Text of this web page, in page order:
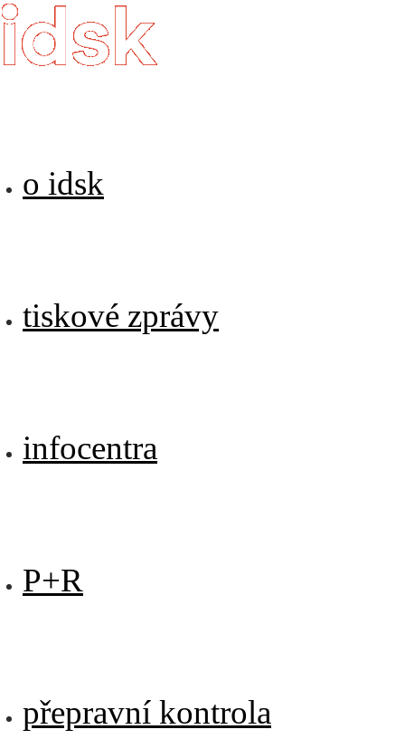
o idsk
tiskové zprávy
infocentra
P+R
přepravní kontrola